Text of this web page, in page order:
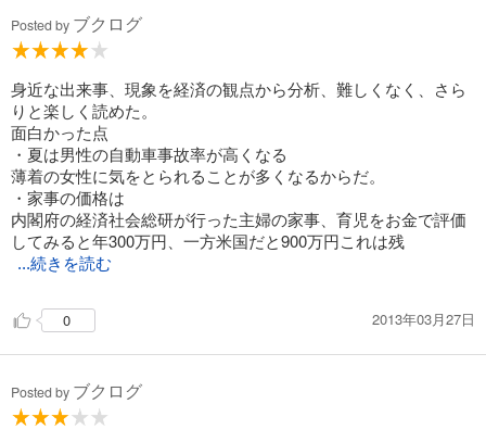
Posted by ブクログ
身近な出来事、現象を経済の観点から分析、難しくなく、さら
りと楽しく読めた。
面白かった点
・夏は男性の自動車事故率が高くなる
薄着の女性に気をとられることが多くなるからだ。
・家事の価格は
内閣府の経済社会総研が行った主婦の家事、育児をお金で評価
してみると年300万円、一方米国だと900万円これは残
...続きを読む
0 2013年03月27日
Posted by ブクログ